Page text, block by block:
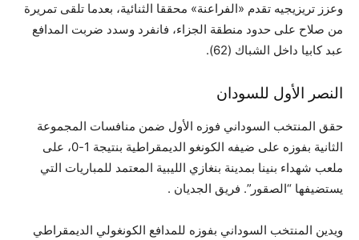
وعزز تريزيجيه تقدم «الفراعنة» محققا الثنائية، بعدما تلقى تمريرة
من صلاح على حدود منطقة الجزاء، فانفرد وسدد ضربت المدافع
عبد كابيا داخل الشباك (62).
النصر الأول للسودان
حقق المنتخب السوداني فوزه الأول ضمن منافسات المجموعة
الثانية بفوزه على ضيفه الكونغو الديمقراطية بنتيجة 1-0، على
ملعب شهداء بنينا بمدينة بنغازي الليبية المعتمد للمباريات التي
يستضيفها “الصقور”. فريق الجديان .
ويدين المنتخب السوداني بفوزه للمدافع الكونغولي الديمقراطي